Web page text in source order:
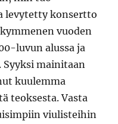
levytetty konsertto
vuoden
luvun alussa ja
mainitaan
kuulemma
teoksesta. Vasta
viulisteihin